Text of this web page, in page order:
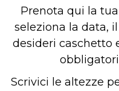
Prenota qui la
seleziona la data,
desideri caschetto
Scrivici le altezze